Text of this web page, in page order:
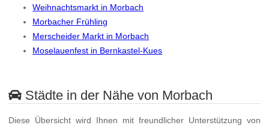
Weihnachtsmarkt in Morbach
Morbacher Frühling
Merscheider Markt in Morbach
Moselauenfest in Bernkastel-Kues
Städte in der Nähe von Morbach
Diese Übersicht wird Ihnen mit freundlicher Unterstützung von